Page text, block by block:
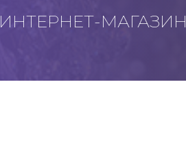
ИНТЕРНЕТ-МАГАЗИН